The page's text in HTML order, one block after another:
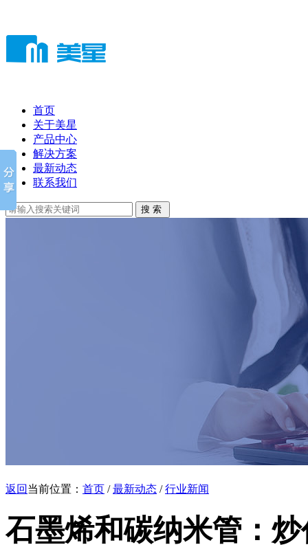
首页
关于美星
产品中心
解决方案
最新动态
联系我们
返回 当前位置： 首页 /最新动态 /行业新闻
石墨烯和碳纳米管：